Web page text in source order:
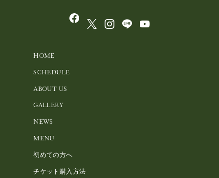
HOME
SCHEDULE
ABOUT US
GALLERY
NEWS
MENU
初めての方へ
チケット購入方法